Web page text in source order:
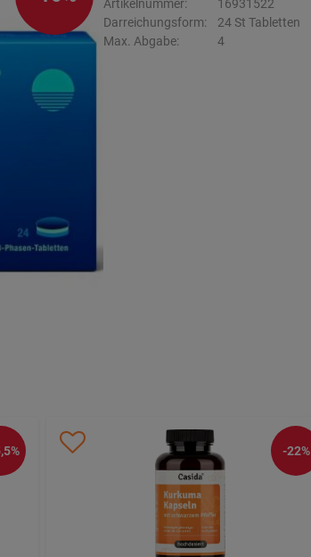
Artikelnummer:
16931522
Darreichungsform:
24 St Tabletten
Max. Abgabe:
4
-22%